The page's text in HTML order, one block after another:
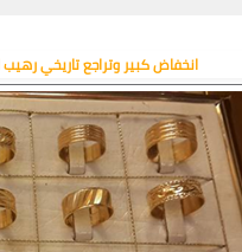
انخفاض كبير وتراجع تاريخي رهيب لأسعار الذهب